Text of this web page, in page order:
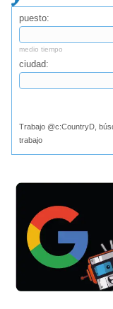
puesto:
medio tiempo
ciudad:
Trabajo @c:CountryD,
trabajo